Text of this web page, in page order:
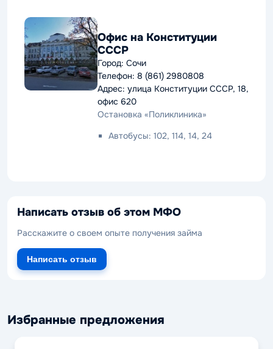
Офис на Конституции
СССР
Город: Сочи
Телефон: 8 (861) 2980808
Адрес: улица Конституции СССР, 18,
офис 620
Остановка «Поликлиника»
Автобусы: 102, 114, 14, 24
Написать отзыв об этом МФО
Расскажите о своем опыте получения займа
Написать отзыв
Избранные предложения